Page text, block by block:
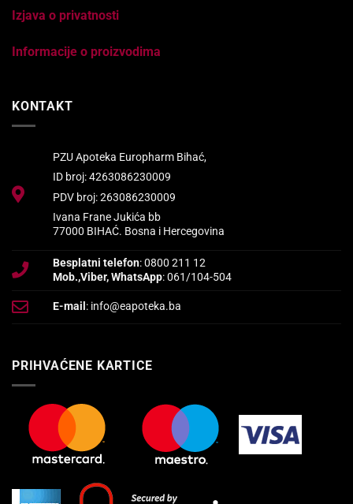
Izjava o privatnosti
Informacije o proizvodima
KONTAKT
PZU Apoteka Europharm Bihać,
ID broj: 4263086230009
PDV broj: 263086230009
Ivana Frane Jukića bb
77000 BIHAĆ. Bosna i Hercegovina
Besplatni telefon: 0800 211 12
Mob.,Viber, WhatsApp: 061/104-504
E-mail : info@eapoteka.ba
PRIHVAĆENE KARTICE